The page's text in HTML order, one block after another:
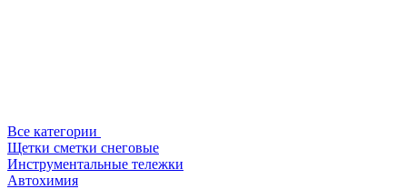
Все категории
Щетки сметки снеговые
Инструментальные тележки
Автохимия